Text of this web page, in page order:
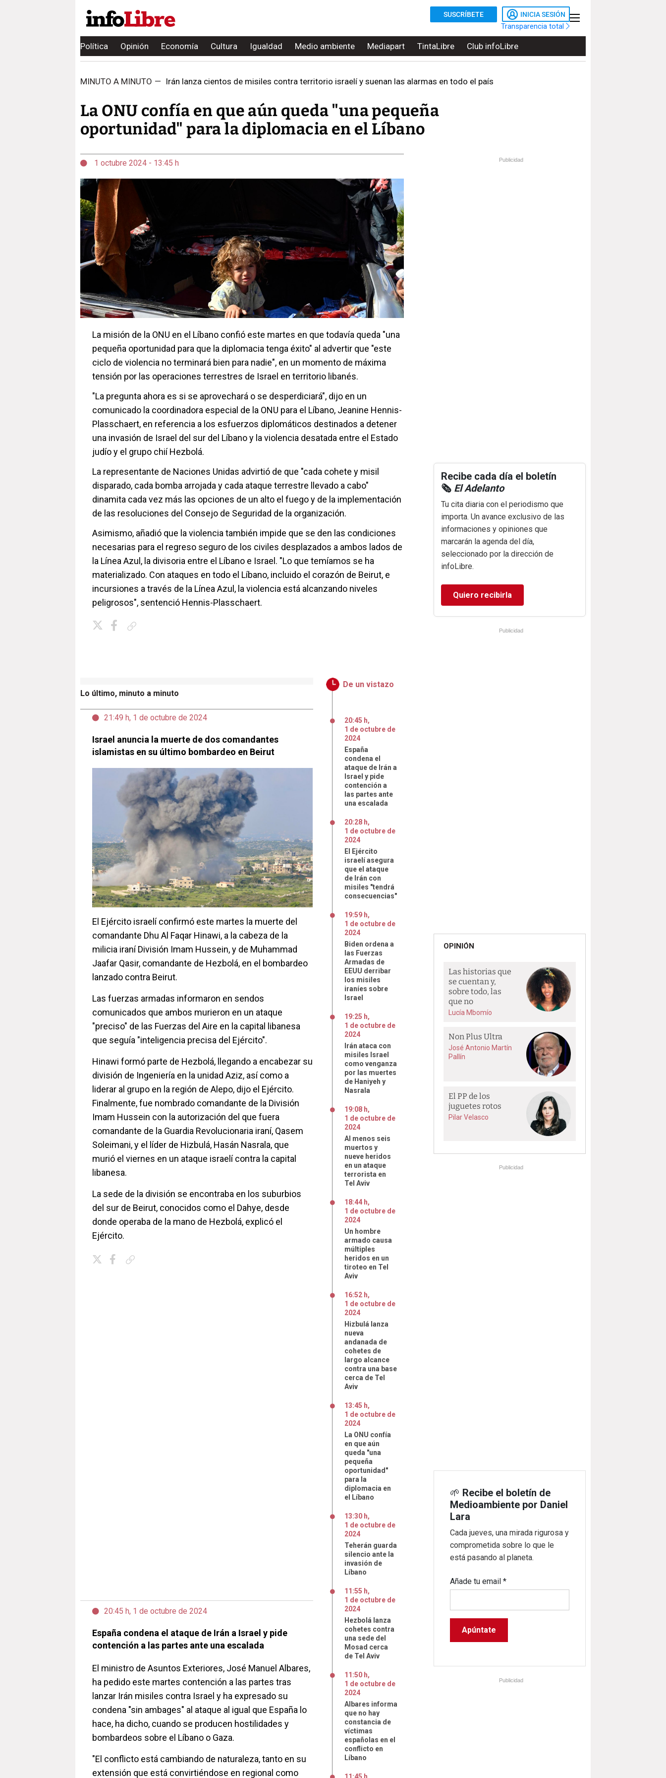
SUSCRÍBETE INICIA SESIÓN
Transparencia total
Política Opinión Economía Cultura Igualdad Medio ambiente Mediapart TintaLibre Club infoLibre
MINUTO A MINUTO — Irán lanza cientos de misiles contra territorio israelí y suenan las alarmas en todo el país
La ONU confía en que aún queda "una pequeña
oportunidad" para la diplomacia en el Líbano
1 octubre 2024 - 13:45 h
La misión de la ONU en el Líbano confió este martes en que todavía queda "una
pequeña oportunidad para que la diplomacia tenga éxito" al advertir que "este
ciclo de violencia no terminará bien para nadie", en un momento de máxima
tensión por las operaciones terrestres de Israel en territorio libanés.
"La pregunta ahora es si se aprovechará o se desperdiciará", dijo en un
comunicado la coordinadora especial de la ONU para el Líbano, Jeanine Hennis-
Plasschaert, en referencia a los esfuerzos diplomáticos destinados a detener
una invasión de Israel del sur del Líbano y la violencia desatada entre el Estado
judío y el grupo chií Hezbolá.
La representante de Naciones Unidas advirtió de que "cada cohete y misil
disparado, cada bomba arrojada y cada ataque terrestre llevado a cabo"
dinamita cada vez más las opciones de un alto el fuego y de la implementación
de las resoluciones del Consejo de Seguridad de la organización.
Asimismo, añadió que la violencia también impide que se den las condiciones
necesarias para el regreso seguro de los civiles desplazados a ambos lados de
la Línea Azul, la divisoria entre el Líbano e Israel. "Lo que temíamos se ha
materializado. Con ataques en todo el Líbano, incluido el corazón de Beirut, e
incursiones a través de la Línea Azul, la violencia está alcanzando niveles
peligrosos", sentenció Hennis-Plasschaert.
Lo último, minuto a minuto
21:49 h, 1 de octubre de 2024
Israel anuncia la muerte de dos comandantes
islamistas en su último bombardeo en Beirut
El Ejército israelí confirmó este martes la muerte del
comandante Dhu Al Faqar Hinawi, a la cabeza de la
milicia iraní División Imam Hussein, y de Muhammad
Jaafar Qasir, comandante de Hezbolá, en el bombardeo
lanzado contra Beirut.
Las fuerzas armadas informaron en sendos
comunicados que ambos murieron en un ataque
"preciso" de las Fuerzas del Aire en la capital libanesa
que seguía "inteligencia precisa del Ejército".
Hinawi formó parte de Hezbolá, llegando a encabezar su
división de Ingeniería en la unidad Aziz, así como a
liderar al grupo en la región de Alepo, dijo el Ejército.
Finalmente, fue nombrado comandante de la División
Imam Hussein con la autorización del que fuera
comandante de la Guardia Revolucionaria iraní, Qasem
Soleimani, y el líder de Hizbulá, Hasán Nasrala, que
murió el viernes en un ataque israelí contra la capital
libanesa.
La sede de la división se encontraba en los suburbios
del sur de Beirut, conocidos como el Dahye, desde
donde operaba de la mano de Hezbolá, explicó el
Ejército.
20:45 h, 1 de octubre de 2024
España condena el ataque de Irán a Israel y pide
contención a las partes ante una escalada
El ministro de Asuntos Exteriores, José Manuel Albares,
ha pedido este martes contención a las partes tras
lanzar Irán misiles contra Israel y ha expresado su
condena "sin ambages" al ataque al igual que España lo
hace, ha dicho, cuando se producen hostilidades y
bombardeos sobre el Líbano o Gaza.
"El conflicto está cambiando de naturaleza, tanto en su
extensión que está convirtiéndose en regional como
De un vistazo
20:45 h,
1 de octubre de
2024
España
condena el
ataque de Irán a
Israel y pide
contención a
las partes ante
una escalada
20:28 h,
1 de octubre de
2024
El Ejército
israelí asegura
que el ataque
de Irán con
misiles "tendrá
consecuencias"
19:59 h,
1 de octubre de
2024
Biden ordena a
las Fuerzas
Armadas de
EEUU derribar
los misiles
iraníes sobre
Israel
19:25 h,
1 de octubre de
2024
Irán ataca con
misiles Israel
como venganza
por las muertes
de Haniyeh y
Nasrala
19:08 h,
1 de octubre de
2024
Al menos seis
muertos y
nueve heridos
en un ataque
terrorista en
Tel Aviv
18:44 h,
1 de octubre de
2024
Un hombre
armado causa
múltiples
heridos en un
tiroteo en Tel
Aviv
16:52 h,
1 de octubre de
2024
Hizbulá lanza
nueva
andanada de
cohetes de
largo alcance
contra una base
cerca de Tel
Aviv
13:45 h,
1 de octubre de
2024
La ONU confía
en que aún
queda "una
pequeña
oportunidad"
para la
diplomacia en
el Líbano
13:30 h,
1 de octubre de
2024
Teherán guarda
silencio ante la
invasión de
Líbano
11:55 h,
1 de octubre de
2024
Hezbolá lanza
cohetes contra
una sede del
Mosad cerca
de Tel Aviv
11:50 h,
1 de octubre de
2024
Albares informa
que no hay
constancia de
víctimas
españolas en el
conflicto en
Líbano
Publicidad
Recibe cada día el boletín
🗞️ El Adelanto
Tu cita diaria con el periodismo que
importa. Un avance exclusivo de las
informaciones y opiniones que
marcarán la agenda del día,
seleccionado por la dirección de
infoLibre.
Quiero recibirla
Publicidad
OPINIÓN
Las historias que
se cuentan y,
sobre todo, las
que no
Lucía Mbomío
Non Plus Ultra
José Antonio Martín
Pallín
El PP de los
juguetes rotos
Pilar Velasco
Publicidad
🌱 Recibe el boletín de
Medioambiente por Daniel
Lara
Cada jueves, una mirada rigurosa y
comprometida sobre lo que le
está pasando al planeta.
Añade tu email*
Publicidad